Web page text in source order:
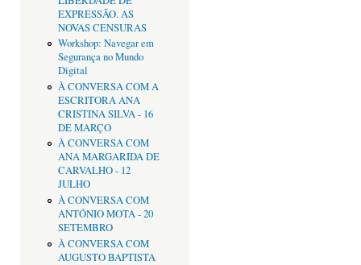
EXPRESSÃO. AS
NOVAS CENSURAS
Workshop: Navegar em
Segurança no Mundo
Digital
À CONVERSA COM A
ESCRITORA ANA
CRISTINA SILVA - 16
DE MARÇO
À CONVERSA COM
ANA MARGARIDA DE
CARVALHO - 12
JULHO
À CONVERSA COM
ANTÓNIO MOTA - 20
SETEMBRO
À CONVERSA COM
AUGUSTO BAPTISTA